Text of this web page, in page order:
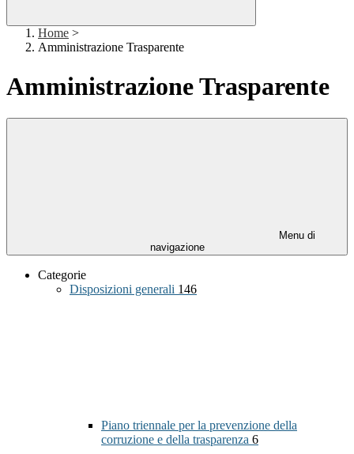
Home >
Amministrazione Trasparente
Amministrazione Trasparente
Menu di
navigazione
Categorie
Disposizioni generali 146
Piano triennale per la prevenzione della
corruzione e della trasparenza 6